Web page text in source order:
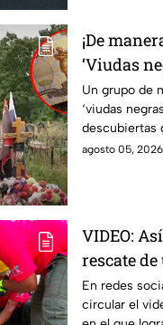
¡De
‘Viudas
casan
para
Un grupo de
‘viudas
descubiertas
investigación
agosto 05, 2026
VIDEO:
rescate
cola
Cozumel;
En redes
circular el